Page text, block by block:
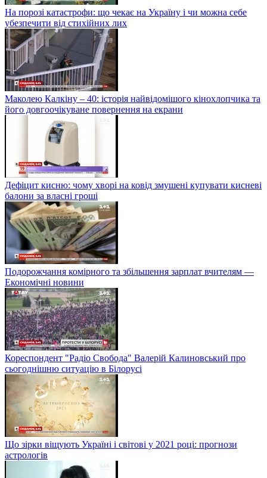
На порозі катастрофи: що чекає на Україну і чи можна себе
убезпечити від стихійних лих
Маколею Калкіну – 40: історія найвідомішого кінохлопчика та
його довгоочікуване повернення на екрани
Дефіцит кисню: чому хворі на ковід змушені купувати кисневі
балони за власні гроші
Подорожчання комірного та збільшення зарплат вчителям —
Економічні новини
Кореспондент "Радіо Свобода" Валерій Калиновський про
сьогоднішню ситуацію в Білорусі
Що зірки віщують Україні і світові у 2021 році: прогнози
астрологів